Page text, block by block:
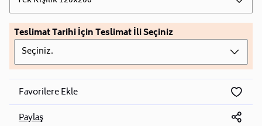
Teslimat Tarihi İçin Teslimat İli Seçiniz
Seçiniz.
Favorilere Ekle
Paylaş